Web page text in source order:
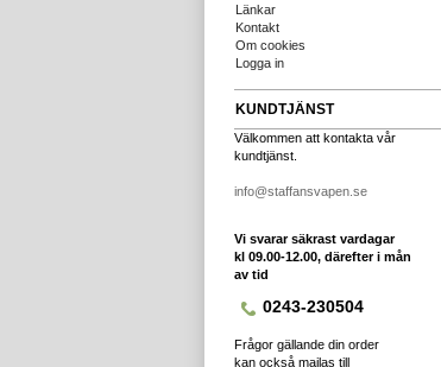
Länkar
Kontakt
Om cookies
Logga in
KUNDTJÄNST
Välkommen att kontakta vår
kundtjänst.
info@staffansvapen.se
Vi svarar säkrast vardagar
kl 09.00-12.00, därefter i mån
av tid
0243-230504
Frågor gällande din order
kan också mailas till